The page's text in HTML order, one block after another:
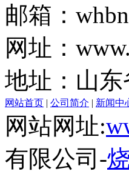
邮箱：
网址：
地址：山
网站首页 | 公司简介 | 新闻中
网站网址:
有限公司-